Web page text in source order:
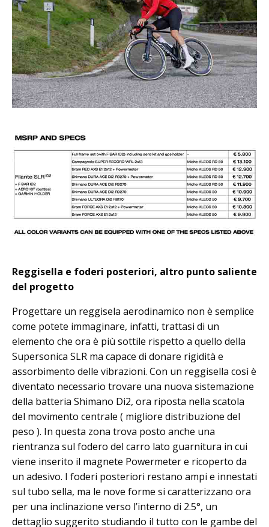
Reggisella e foderi posteriori, altro punto saliente
del progetto
Progettare un reggisela aerodinamico non è semplice
come potete immaginare, infatti, trattasi di un
elemento che ora è più sottile rispetto a quello della
Supersonica SLR ma capace di donare rigidità e
assorbimento delle vibrazioni. Con un reggisella così è
diventato necessario trovare una nuova sistemazione
della batteria Shimano Di2, ora riposta nella scatola
del movimento centrale ( migliore distribuzione del
peso ). In questa zona trova posto anche una
rientranza sul fodero del carro lato guarnitura in cui
viene inserito il magnete Powermeter e ricoperto da
un adesivo. I foderi posteriori restano ampi e innestati
sul tubo sella, ma le nove forme si caratterizzano ora
per una inclinazione verso l’interno di 2.5°, un
dettaglio suggerito studiando il tutto con le gambe del